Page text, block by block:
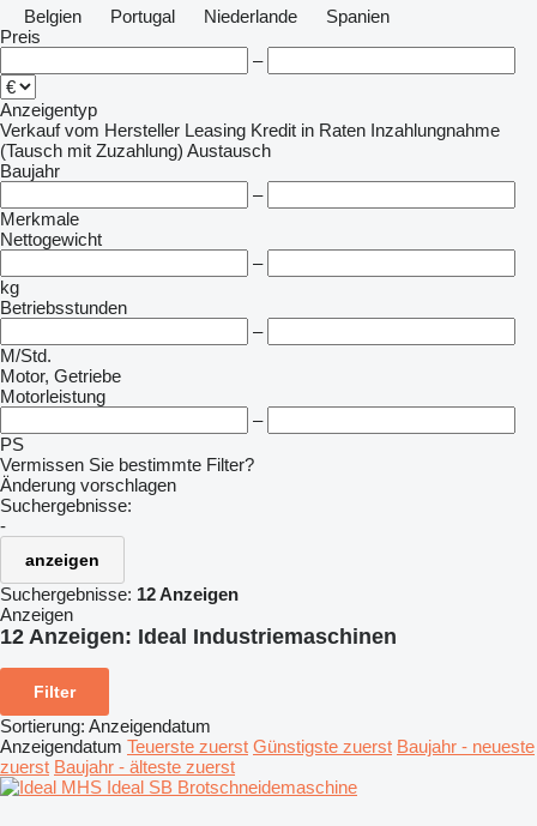
Belgien
Portugal Niederlande
Spanien
Preis
–
Anzeigentyp
Verkauf vom Hersteller Leasing Kredit in Raten Inzahlungnahme
(Tausch mit Zuzahlung) Austausch
Baujahr
–
Merkmale
Nettogewicht
–
kg
Betriebsstunden
–
M/Std.
Motor, Getriebe
Motorleistung
–
PS
Vermissen Sie bestimmte Filter?
Änderung vorschlagen
Suchergebnisse:
-
anzeigen
Suchergebnisse: 12 Anzeigen
Anzeigen
12 Anzeigen: Ideal Industriemaschinen
Filter
Sortierung: Anzeigendatum
Anzeigendatum Teuerste zuerst Günstigste zuerst Baujahr - neueste
zuerst Baujahr - älteste zuerst